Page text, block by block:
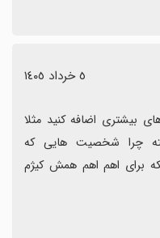
٥ خرداد ١٤٠٥